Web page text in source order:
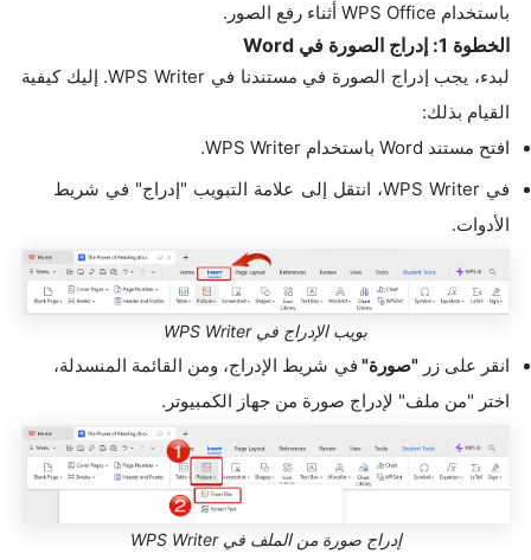
باستخدام WPS Office أثناء رفع الصور.
الخطوة 1: إدراج الصورة في Word
لبدء، يجب إدراج الصورة في مستندنا في WPS Writer. إليك كيفية
القيام بذلك:
افتح مستند Word باستخدام WPS Writer.
في WPS Writer، انتقل إلى علامة التبويب "إدراج" في شريط
الأدوات.
بويب الإدراج في WPS Writer
انقر على زر"صورة" في شريط الإدراج، ومن القائمة المنسدلة،
اختر "من ملف" لإدراج صورة من جهاز الكمبيوتر.
إدراج صورة من الملف في WPS Writer